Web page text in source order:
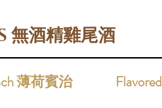
無酒精雞尾酒
薄荷賓治